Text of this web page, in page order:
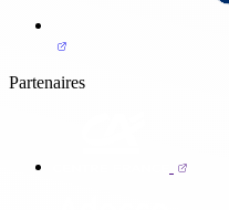
Partenaires